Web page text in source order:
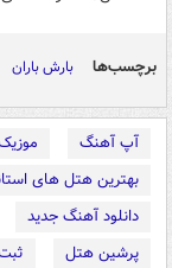
برچسب‌ها بارش باران
آپ آهنگ
بهترین هتل های
دانلود آهنگ جدید
پرشین هتل